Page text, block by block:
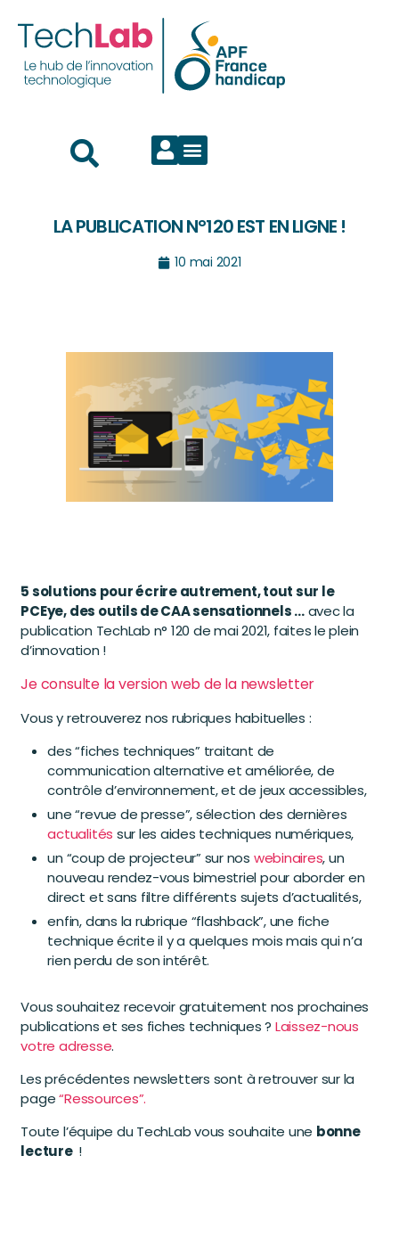
LA PUBLICATION N°120 EST EN LIGNE !
10 mai 2021
5 solutions pour écrire autrement, tout sur le
PCEye, des outils de CAA sensationnels …avec la
publication TechLab n° 120 de mai 2021, faites le plein
d’innovation !
Je consulte la version web de la newsletter
Vous y retrouverez nos rubriques habituelles :
des “fiches techniques” traitant de
communication alternative et améliorée, de
contrôle d’environnement, et de jeux accessibles,
une “revue de presse”, sélection des dernières
actualités sur les aides techniques numériques,
un “coup de projecteur” sur nos webinaires, un
nouveau rendez-vous bimestriel pour aborder en
direct et sans filtre différents sujets d’actualités,
enfin, dans la rubrique “flashback”, une fiche
technique écrite il y a quelques mois mais qui n’a
rien perdu de son intérêt.
Vous souhaitez recevoir gratuitement nos prochaines
publications et ses fiches techniques ? Laissez-nous
votre adresse.
Les précédentes newsletters sont à retrouver sur la
page“Ressources”.
Toute l’équipe du TechLab vous souhaite une bonne
lecture !